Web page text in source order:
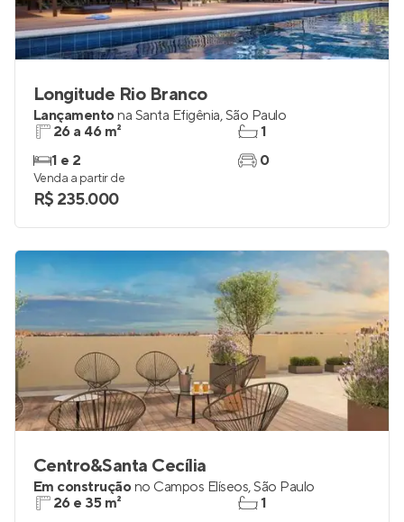
Longitude Rio Branco
Lançamentona Santa Efigênia,São Paulo
26 a 46 m²
1 e 2
1
0
Venda a partir de
R$ 235.000
Centro&Santa Cecília
Em construçãono Campos Elíseos,São Paulo
26 e 35 m²
1